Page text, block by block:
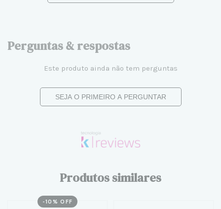
Perguntas & respostas
Este produto ainda não tem perguntas
SEJA O PRIMEIRO A PERGUNTAR
Produtos similares
-10 % OFF